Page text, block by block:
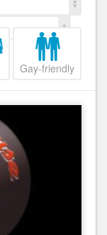
Gay-friendly